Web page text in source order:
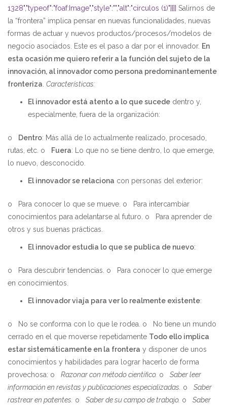
1328","typeof":"foaf:Image","style":"","alt":"circulos (1)"}}]] Salirnos de
la “frontera” implica pensar en nuevas funcionalidades, nuevas
formas de actuar y nuevos productos/procesos/modelos de
negocio asociados. Este es el paso a dar por el innovador. En
esta ocasión me quiero referir a la función del sujeto de la
innovación, al innovador como persona predominantemente
fronteriza Características:
El innovador está atento a lo que sucede dentro y,
especialmente, fuera de la organización:
o Dentro: Más allá de lo actualmente realizado, procesado,
rutas, etc. o
Fuera: Lo que no se tiene dentro, lo que emerge,
lo nuevo, desconocido.
El innovador se relaciona con personas del exterior:
o Para conocer lo que se mueve. o Para intercambiar
conocimientos para adelantarse al futuro. o Para aprender de
otros y sus buenas prácticas.
El innovador estudia lo que se publica de nuevo:
o Para descubrir tendencias. o Para conocer lo que emerge
en conocimientos.
El innovador viaja para ver lo realmente existente:
o No se conforma con lo que le rodea. o No tiene un mundo
cerrado en el que moverse repetidamente Todo ello implica
estar sistemáticamente en la frontera y disponer de unos
conocimientos y habilidades para lograr hacerlo de forma
provechosa: o Razonar con método científico. o Saber leer
información en revistas y publicaciones especializadas. o Saber
rastrear en patentes. o Saber de su campo de trabajo. o Saber